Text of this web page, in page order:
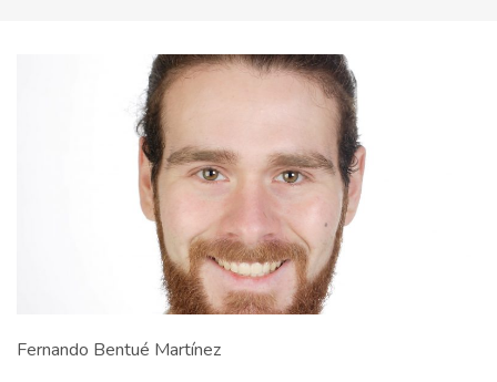
Fernando Bentué Martínez